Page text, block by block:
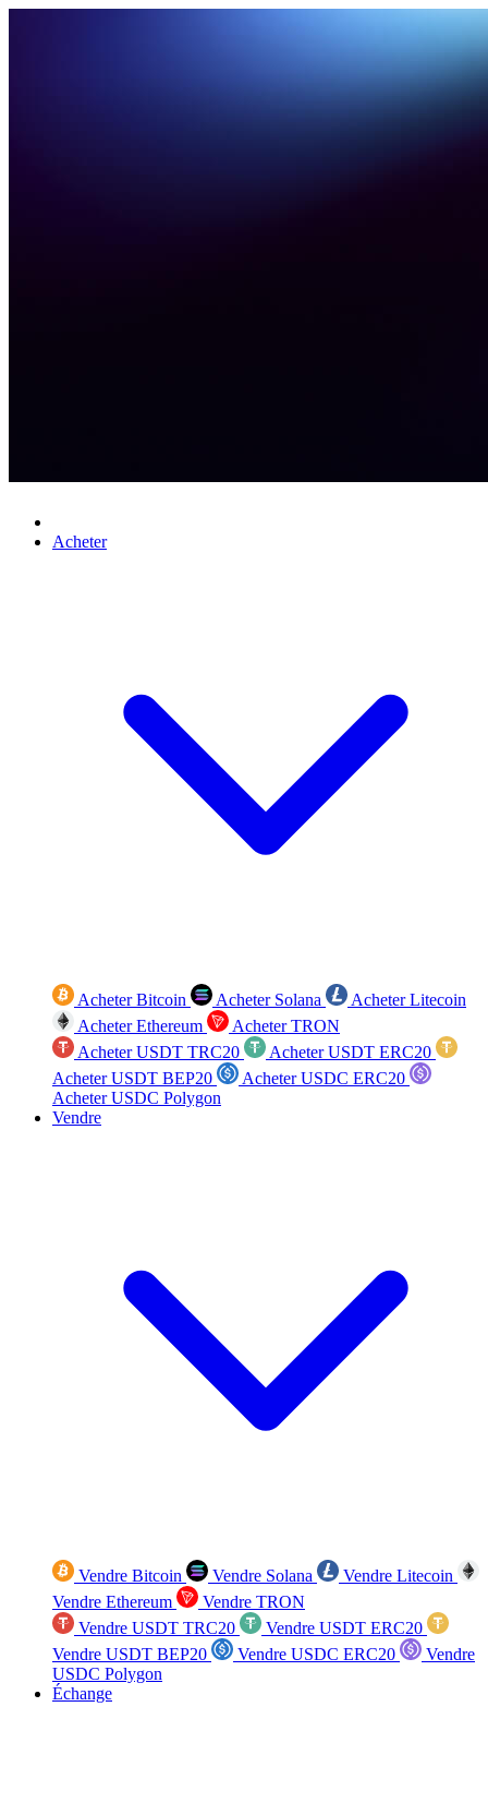
Acheter
Acheter Bitcoin Acheter Solana
Acheter Litecoin
Acheter Ethereum
Acheter TRON
Acheter USDT TRC20
Acheter USDT ERC20
Acheter USDT BEP20
Acheter USDC ERC20
Acheter USDC Polygon
Vendre
Vendre Bitcoin Vendre Solana
Vendre Litecoin
Vendre Ethereum
Vendre TRON
Vendre USDT TRC20
Vendre USDT ERC20
Vendre USDT BEP20
Vendre USDC ERC20
Vendre
USDC Polygon
Échange